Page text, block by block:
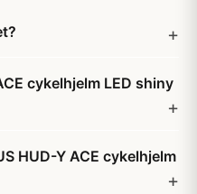
cykelhjelm LED shiny
HUD-Y ACE cykelhjelm